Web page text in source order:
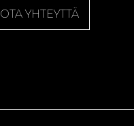
OTA YHTEYTTÄ